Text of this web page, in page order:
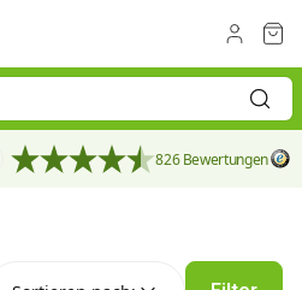
826 Bewertungen